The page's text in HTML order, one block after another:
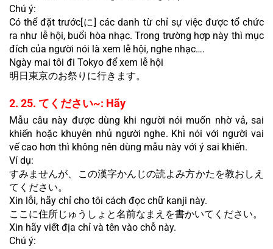
Chú ý:
Có thể đặt trước[に] các danh từ chỉ sự việc được tổ chức
ra như lễ hội, buổi hòa nhạc. Trong trường hợp này thì mục
đích của người nói là xem lễ hội, nghe nhạc….
Ngày mai tôi đi Tokyo để xem lễ hội
明日東京のお祭りに行きます。
2. 25. てください~: Hãy
Mẫu câu này được dùng khi người nói muốn nhờ vả, sai
khiến hoặc khuyên nhủ người nghe. Khi nói với người vai
vế cao hơn thì không nên dùng mẫu này với ý sai khiến.
Ví dụ:
すみませんが、この漢字かんじの読よみ方かたを教おしえ
てください。
Xin lỗi, hãy chỉ cho tôi cách đọc chữ kanji này.
ここに住所じゅうしょと名前なまえを書かいてください。
Xin hãy viết địa chỉ và tên vào chỗ này.
Chú ý: